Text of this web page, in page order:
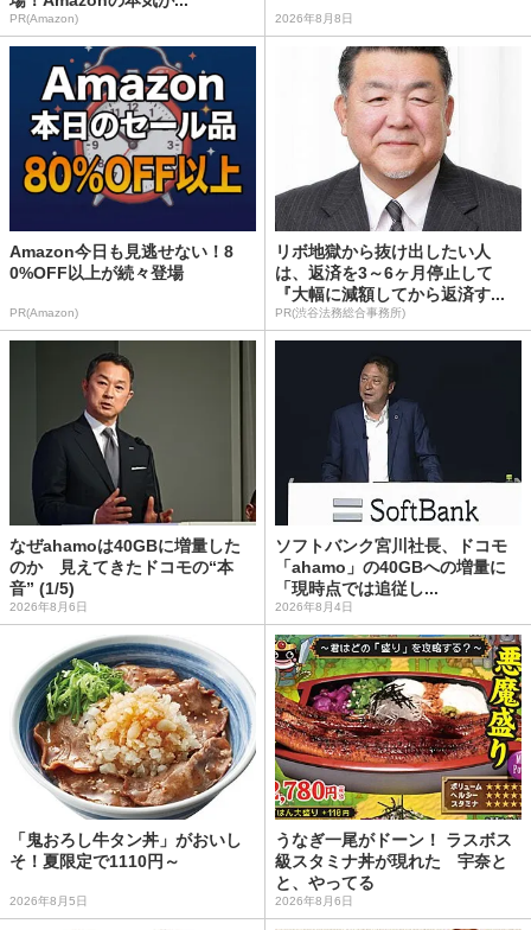
PR(Amazon) 2026年8月8日
Amazon今日も見逃せない！8
0%OFF以上が続々登場
PR(Amazon)
リボ地獄から抜け出したい人
は、返済を3～6ヶ月停止して
『大幅に減額してから返済す...
PR(渋谷法務総合事務所)
なぜahamoは40GBに増量した
のか 見えてきたドコモの“本
音” (1/5)
2026年8月6日
ソフトバンク宮川社長、ドコモ
「ahamo」の40GBへの増量に
「現時点では追従し...
2026年8月4日
「鬼おろし牛タン丼」がおいし
そ！夏限定で1110円～
2026年8月5日
うなぎ一尾がドーン！ ラスボス
級スタミナ丼が現れた 宇奈と
と、やってる
2026年8月6日